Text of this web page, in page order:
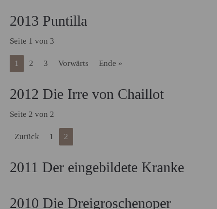
2013 Puntilla
Seite 1 von 3
1 2 3 Vorwärts Ende »
2012 Die Irre von Chaillot
Seite 2 von 2
Zurück 1 2
2011 Der eingebildete Kranke
2010 Die Dreigroschenoper